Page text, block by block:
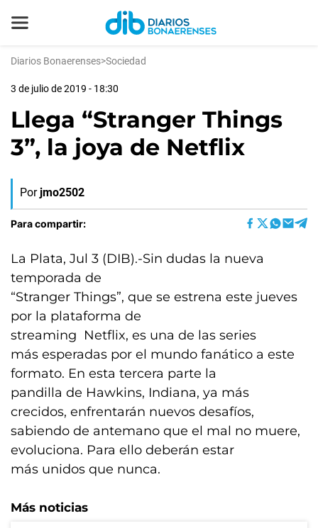
Diarios Bonaerenses>Sociedad
3 de julio de 2019 - 18:30
Llega “Stranger Things
3”, la joya de Netflix
Por jmo2502
Para compartir:
La Plata, Jul 3 (DIB).-Sin dudas la nueva
temporada de
“Stranger Things”, que se estrena este jueves
por la plataforma de
streaming Netflix, es una de las series
más esperadas por el mundo fanático a este
formato. En esta tercera parte la
pandilla de Hawkins, Indiana, ya más
crecidos, enfrentarán nuevos desafíos,
sabiendo de antemano que el mal no muere,
evoluciona. Para ello deberán estar
más unidos que nunca.
Más noticias